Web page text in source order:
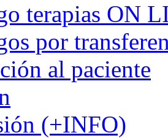
terapias ON
por
al paciente
(+INFO)